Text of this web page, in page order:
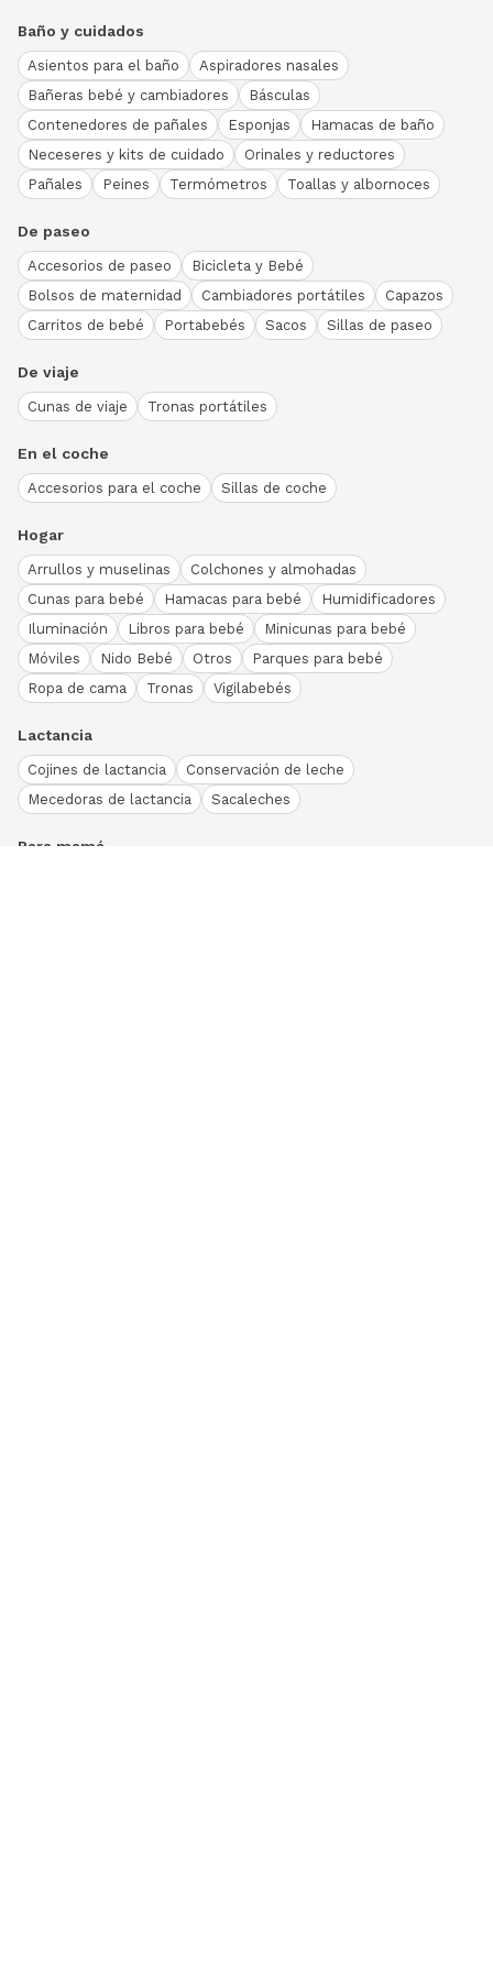
Baño y cuidados
Asientos para el baño
Aspiradores nasales
Bañeras bebé y cambiadores
Básculas
Contenedores de pañales
Esponjas
Hamacas de baño
Neceseres y kits de cuidado
Orinales y reductores
Pañales
Peines Termómetros Toallas y albornoces
De paseo
Accesorios de paseo
Bicicleta y Bebé
Bolsos de maternidad
Cambiadores portátiles
Capazos
Carritos de bebé
Portabebés Sacos Sillas de paseo
De viaje
Cunas de viaje Tronas portátiles
En el coche
Accesorios para el coche Sillas de coche
Hogar
Arrullos y muselinas
Colchones y almohadas
Cunas para bebé
Hamacas para bebé
Humidificadores
Iluminación
Libros para bebé
Minicunas para bebé
Móviles
Nido Bebé Otros
Parques para bebé
Ropa de cama
Tronas Vigilabebés
Lactancia
Cojines de lactancia
Conservación de leche
Mecedoras de lactancia
Sacaleches
Para mamá